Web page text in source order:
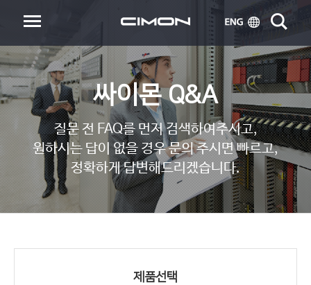
싸이몬 Q&A
질문 전 FAQ를 먼저 검색하여주시고,
원하시는 답이 없을 경우 문의 주시면 빠르고,
정확하게 답변해드리겠습니다.
제품선택